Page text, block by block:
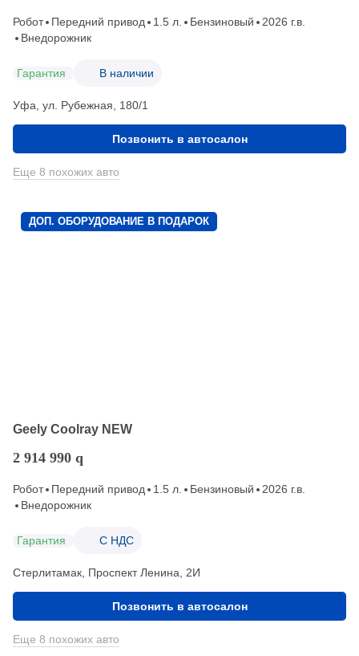
Робот Передний привод 1.5 л. Бензиновый
2026 г.в.
Внедорожник
Гарантия В наличии
Уфа, ул. Рубежная, 180/1
Позвонить в автосалон
Еще 8 похожих авто
ДОП. ОБОРУДОВАНИЕ В ПОДАРОК
Geely Coolray NEW
2 914 990 q
Робот Передний привод 1.5 л. Бензиновый
2026 г.в.
Внедорожник
Гарантия С НДС
Стерлитамак, Проспект Ленина, 2И
Позвонить в автосалон
Еще 8 похожих авто